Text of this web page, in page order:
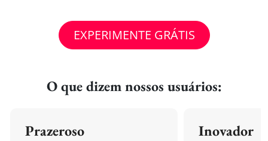
EXPERIMENTE GRÁTIS
O que dizem nossos usuários:
Prazeroso Inovador